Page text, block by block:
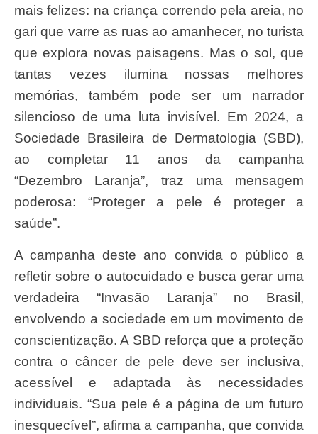
mais felizes: na criança correndo pela areia, no
gari que varre as ruas ao amanhecer, no turista
que explora novas paisagens. Mas o sol, que
tantas vezes ilumina nossas melhores
memórias, também pode ser um narrador
silencioso de uma luta invisível. Em 2024, a
Sociedade Brasileira de Dermatologia (SBD),
ao completar 11 anos da campanha
“Dezembro Laranja”, traz uma mensagem
poderosa: “Proteger a pele é proteger a
saúde”.
A campanha deste ano convida o público a
refletir sobre o autocuidado e busca gerar uma
verdadeira “Invasão Laranja” no Brasil,
envolvendo a sociedade em um movimento de
conscientização. A SBD reforça que a proteção
contra o câncer de pele deve ser inclusiva,
acessível e adaptada às necessidades
individuais. “Sua pele é a página de um futuro
inesquecível”, afirma a campanha, que convida